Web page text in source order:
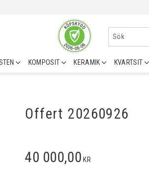
KOMPOSIT KERAMIK KVARTSIT
Offert 20260926
40 000,00 KR